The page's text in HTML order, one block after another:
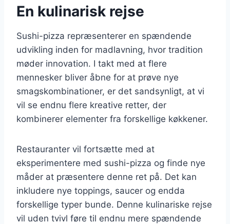
En kulinarisk rejse
Sushi-pizza repræsenterer en spændende
udvikling inden for madlavning, hvor tradition
møder innovation. I takt med at flere
mennesker bliver åbne for at prøve nye
smagskombinationer, er det sandsynligt, at vi
vil se endnu flere kreative retter, der
kombinerer elementer fra forskellige køkkener.
Restauranter vil fortsætte med at
eksperimentere med sushi-pizza og finde nye
måder at præsentere denne ret på. Det kan
inkludere nye toppings, saucer og endda
forskellige typer bunde. Denne kulinariske rejse
vil uden tvivl føre til endnu mere spændende